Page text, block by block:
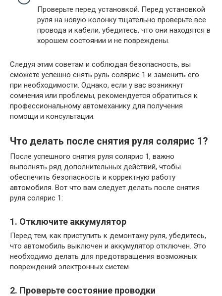
Проверьте перед установкой. Перед установкой
руля на новую колонку тщательно проверьте все
провода и кабели, убедитесь, что они находятся в
хорошем состоянии и не повреждены.
Следуя этим советам и соблюдая безопасность, вы
сможете успешно снять руль солярис 1 и заменить его
при необходимости. Однако, если у вас возникнут
сомнения или проблемы, рекомендуется обратиться к
профессиональному автомеханику для получения
помощи и консультации.
Что делать после снятия руля солярис 1?
После успешного снятия руля солярис 1, важно
выполнять ряд дополнительных действий, чтобы
обеспечить безопасность и корректную работу
автомобиля. Вот что вам следует делать после снятия
руля солярис 1:
1. Отключите аккумулятор
Перед тем, как приступить к демонтажу руля, убедитесь,
что автомобиль выключен и аккумулятор отключен. Это
необходимо делать для предотвращения возможных
повреждений электронных систем.
2. Проверьте состояние проводки